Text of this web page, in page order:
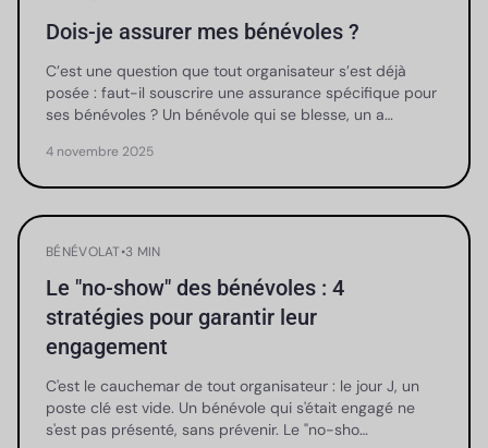
Dois-je assurer mes bénévoles ?
C’est une question que tout organisateur s’est déjà
posée : faut-il souscrire une assurance spécifique pour
ses bénévoles ? Un bénévole qui se blesse, un a…
4 novembre 2025
BÉNÉVOLAT•3 MIN
Le "no-show" des bénévoles : 4
stratégies pour garantir leur
engagement
C'est le cauchemar de tout organisateur : le jour J, un
poste clé est vide. Un bénévole qui s'était engagé ne
s'est pas présenté, sans prévenir. Le "no-sho…